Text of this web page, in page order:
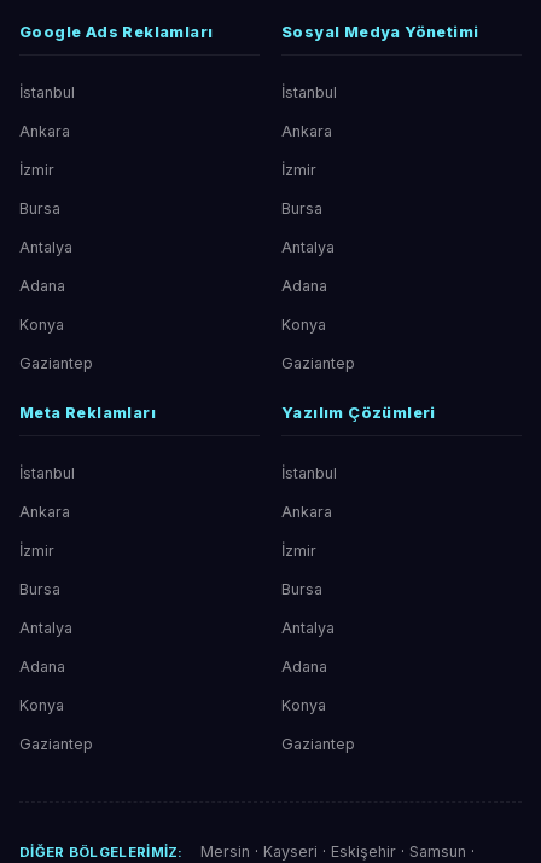
Google Ads Reklamları
İstanbul
Ankara
İzmir
Bursa
Antalya
Adana
Konya
Gaziantep
Sosyal Medya Yönetimi
İstanbul
Ankara
İzmir
Bursa
Antalya
Adana
Konya
Gaziantep
Meta Reklamları
İstanbul
Ankara
İzmir
Bursa
Antalya
Adana
Konya
Gaziantep
Yazılım Çözümleri
İstanbul
Ankara
İzmir
Bursa
Antalya
Adana
Konya
Gaziantep
DIĞER BÖLGELERIMIZ: Mersin · Kayseri · Eskişehir· Samsun ·